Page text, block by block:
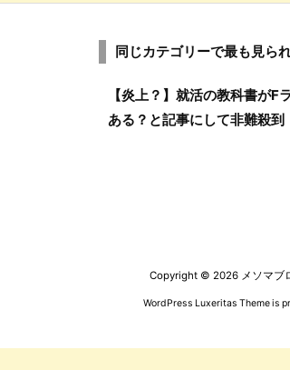
同じカテゴリーで最も見ら
【炎上？】就活の教科書がF
ある？と記事にして非難殺到
Copyright © 2026 メソマブ
WordPress Luxeritas Theme is